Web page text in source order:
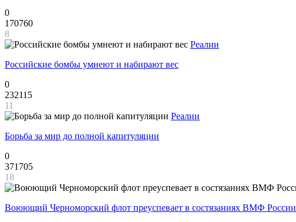
0
170760
8
Реалии
Российские бомбы умнеют и набирают вес
0
232115
11
Реалии
Борьба за мир до полной капитуляции
0
371705
18
Воюющий Черноморский флот преуспевает в состязаниях ВМФ России